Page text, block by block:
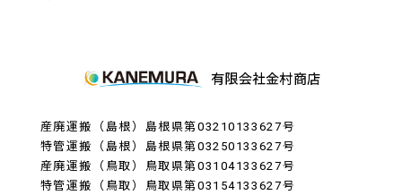
産廃運搬（島根） 島根県第03210133627号
特管運搬（島根） 島根県第03250133627号
産廃運搬（鳥取） 鳥取県第03104133627号
特管運搬（鳥取） 鳥取県第03154133627号